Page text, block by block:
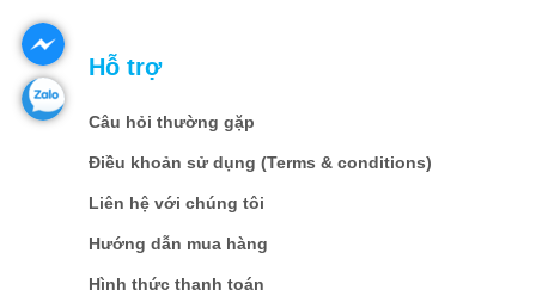
Hỗ trợ
Câu hỏi thường gặp
Điều khoản sử dụng (Terms & conditions)
Liên hệ với chúng tôi
Hướng dẫn mua hàng
Hình thức thanh toán